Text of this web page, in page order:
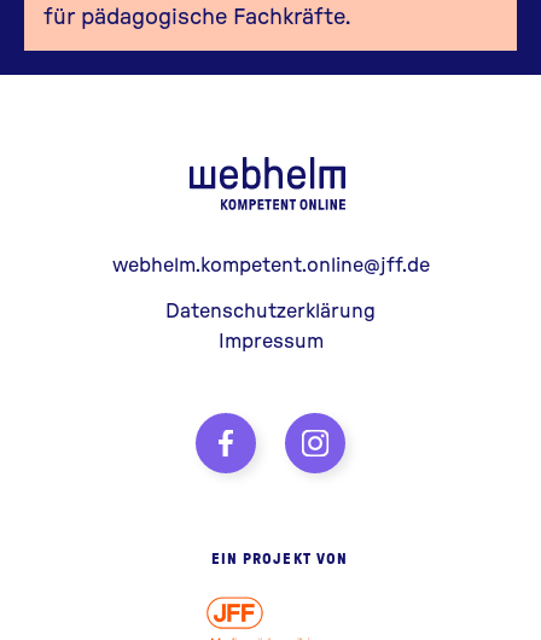
für pädagogische Fachkräfte.
webhelm.kompetent.online@jff.de
Datenschutzerklärung
Impressum
EIN PROJEKT VON